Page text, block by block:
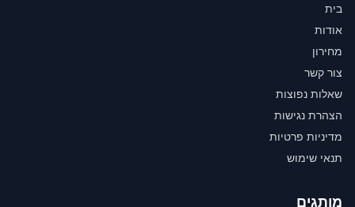
בית
אודות
מחירון
צור קשר
שאלות נפוצות
הצהרת נגישות
מדיניות פרטיות
תנאי שימוש
מותגים